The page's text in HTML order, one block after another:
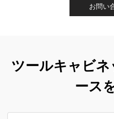
お問い
ツールキャビ
ース